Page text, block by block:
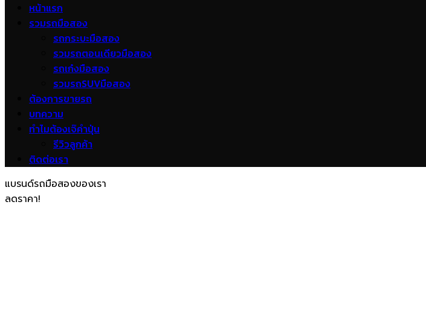
หน้าแรก
รวมรถมือสอง
รถกระบะมือสอง
รวมรถตอนเดียวมือสอง
รถเก๋งมือสอง
รวมรถSUVมือสอง
ต้องการขายรถ
บทความ
ทำไมต้องเจ๊คำปุ่น
รีวิวลูกค้า
ติดต่อเรา
แบรนด์รถมือสองของเรา
ลดราคา!